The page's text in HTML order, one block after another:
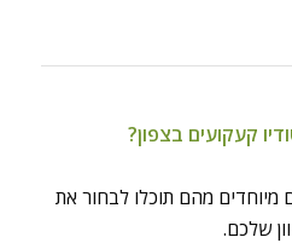
קעקועים בצפון?
מיוחדים מהם תוכלו לבחור את
שלכם.